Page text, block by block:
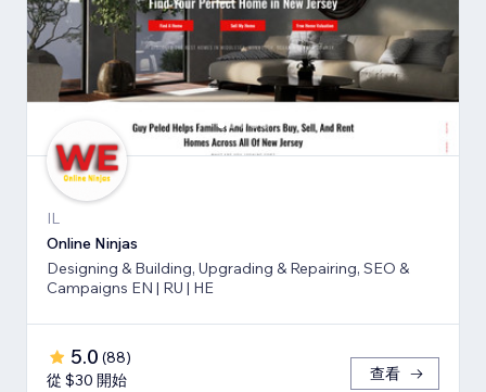
IL
Online Ninjas
Designing & Building, Upgrading & Repairing, SEO &
Campaigns EN | RU | HE
5.0 (88)
從 $30 開始
查看